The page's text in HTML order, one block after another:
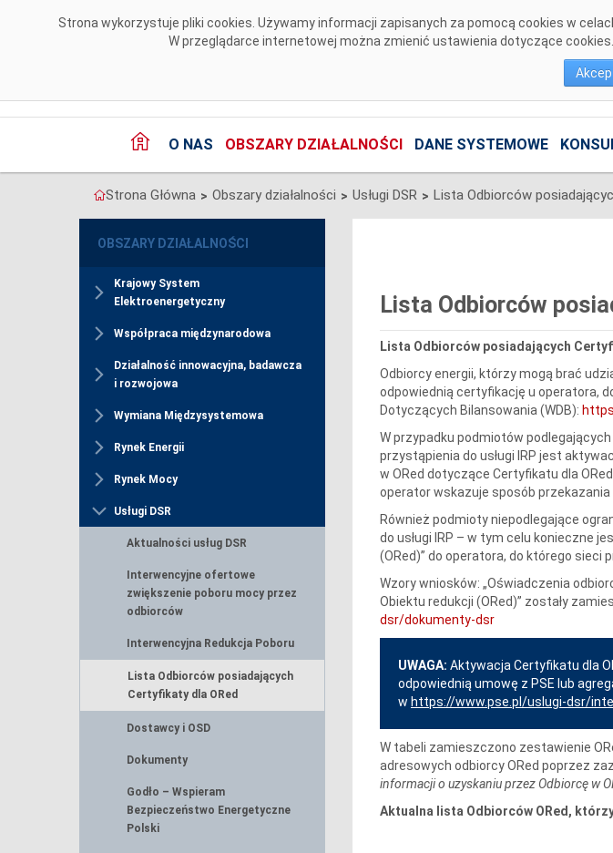
Strona wykorzystuje pliki cookies. Używamy informacji zapisanych za pomocą cookies w
W przeglądarce internetowej można zmienić ustawienia dotyczące
O NAS OBSZARY DZIAŁALNOŚCI DANE SYSTEMOWE
Strona Główna > Obszary działalności > Usługi DSR >
OBSZARY DZIAŁALNOŚCI
Krajowy System
Elektroenergetyczny
Współpraca międzynarodowa
Działalność innowacyjna, badawcza
i rozwojowa
Wymiana Międzysystemowa
Rynek Energii
Rynek Mocy
Usługi DSR
Aktualności usług DSR
Interwencyjne ofertowe
zwiększenie poboru mocy przez
odbiorców
Interwencyjna Redukcja Poboru
Lista Odbiorców posiadających
Certyfikaty dla ORed
Dostawcy i OSD
Dokumenty
Godło – Wspieram
Bezpieczeństwo Energetyczne
Polski
Lista Odbiorców
Lista Odbiorców posiadających
Odbiorcy energii, którzy mogą brać
odpowiednią certyfikację u operatora,
Dotyczących Bilansowania (WDB):
W przypadku podmiotów
przystąpienia do usługi IRP jest
w ORed dotyczące Certyfikatu dla
operator wskazuje sposób
Również podmioty niepodlegające
do usługi IRP – w tym celu konieczne
(ORed)” do operatora, do którego sieci
Wzory wniosków: „Oświadczenia
Obiektu redukcji (ORed)” zostały
dsr/dokumenty-dsr
UWAGA: Aktywacja Certyfikatu dla
odpowiednią umowę z PSE lub
w https://www.pse.pl/uslugi-dsr/
W tabeli zamieszczono zestawienie
adresowych odbiorcy ORed poprzez
informacji o uzyskaniu przez Odbiorcę w
Aktualna lista Odbiorców ORed,